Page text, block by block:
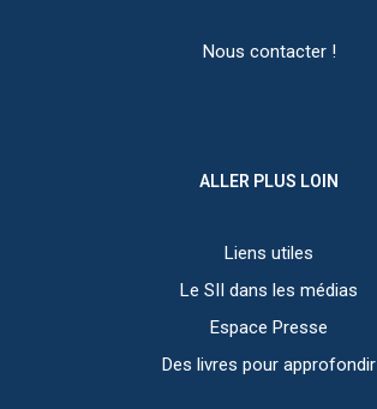
Nous contacter !
ALLER PLUS LOIN
Liens utiles
Le SII dans les médias
Espace Presse
Des livres pour approfondir